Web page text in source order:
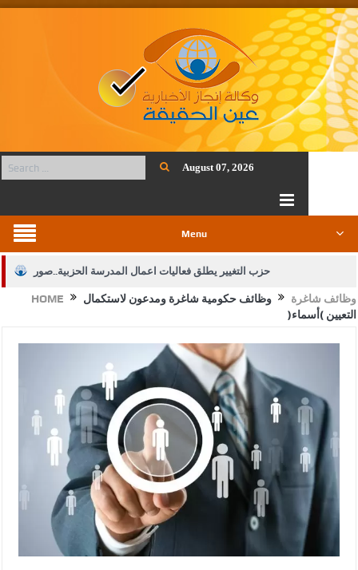
August 07, 2026
Menu
حزب التغيير يطلق فعاليات اعمال المدرسة الحزبية..صور
الجيش يفتح باب التجنيد لحملة البكالوريوس في الحقوق والقانون
الإسلامية والمسيحية
الأمن يتلف 16 مليون حبة كبتاجون و1480 كغم مواد مخدرة
النواب يقر مشروع تعديل قانون الملكية العقارية
القاضي يلتقي رؤساء تحرير الصحف اليومية ويؤكد حرص مجلس النواب
على شراكة فاعلة مع الإعلام
دعوة المكلفين بخدمة العلم (الدفعة الثالثة) إلى مراجعة منصة خدمة
HOME وظائف شاغرة
وظائف حكومية شاغرة ومدعون لاستكمال
التعيين (أسماء)